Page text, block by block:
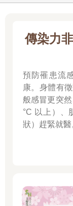
傳染力
預防罹患流
康。身體有
般感冒更突
°C 以上）、
狀）趕緊就醫